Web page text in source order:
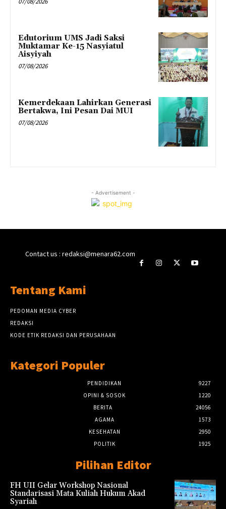
Edutorium UMS Jadi Saksi
Muktamar Ke-15 Nasyiatul
Aisyiyah
07/08/2026
Kemerdekaan Lahirkan Generasi
Bertakwa, Ini Pesan Dai MUI
07/08/2026
- Advertisement -
Contact us : redaksi@menara62.com
Tentang Kami
PEDOMAN MEDIA CYBER
REDAKSI
KODE ETIK REDAKSI DAN PERUSAHAAN
Kategori Populer
PENDIDIKAN
9227
OPINI & SOSOK
1220
BERITA
24056
AGAMA
1573
KESEHATAN
2950
POLITIK
1925
Pilihan Editor
FH UII Gelar Workshop Nasional
Standarisasi Mata Kuliah Hukum Akad
Syariah